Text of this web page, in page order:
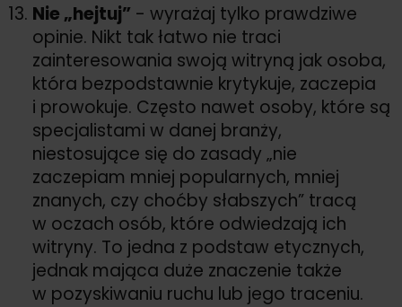
Nie „hejtuj” - wyrażaj tylko prawdziwe
opinie. Nikt tak łatwo nie traci
zainteresowania swoją witryną jak osoba,
która bezpodstawnie krytykuje, zaczepia
i prowokuje. Często nawet osoby, które są
specjalistami w danej branży,
niestosujące się do zasady „nie
zaczepiam mniej popularnych, mniej
znanych, czy choćby słabszych” tracą
w oczach osób, które odwiedzają ich
witryny. To jedna z podstaw etycznych,
jednak mająca duże znaczenie także
w pozyskiwaniu ruchu lub jego traceniu.